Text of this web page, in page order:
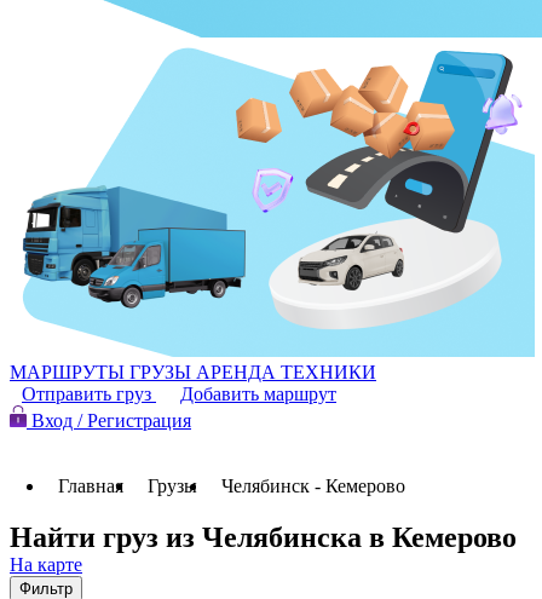
МАРШРУТЫ ГРУЗЫ АРЕНДА ТЕХНИКИ
Отправить груз
Добавить маршрут
Вход / Регистрация
Главная Грузы Челябинск - Кемерово
Найти груз из Челябинска в Кемерово
На карте
Фильтр